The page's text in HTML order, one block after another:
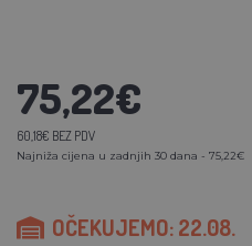
75,22€
60,18€ BEZ PDV
Najniža cijena u zadnjih 30 dana - 75,22€
OČEKUJEMO: 22.08.